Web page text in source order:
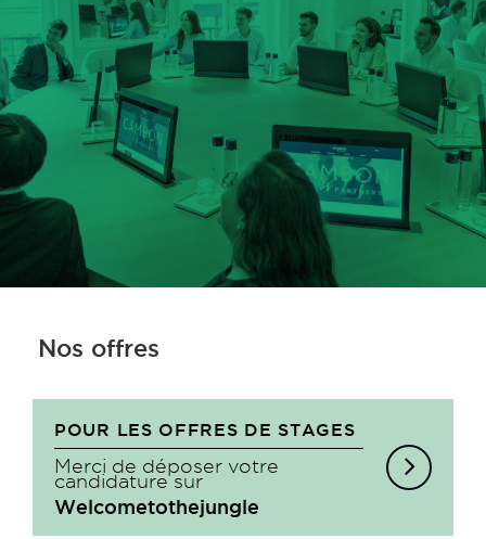
Nos offres
POUR LES OFFRES DE STAGES
Merci de déposer votre
candidature sur
Welcometothejungle